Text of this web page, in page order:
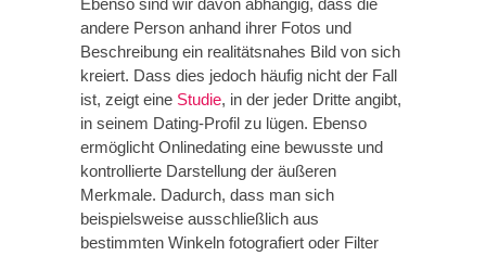
Ebenso sind wir davon abhängig, dass die
andere Person anhand ihrer Fotos und
Beschreibung ein realitätsnahes Bild von sich
kreiert. Dass dies jedoch häufig nicht der Fall
ist, zeigt eine Studie, in der jeder Dritte angibt,
in seinem Dating-Profil zu lügen. Ebenso
ermöglicht Onlinedating eine bewusste und
kontrollierte Darstellung der äußeren
Merkmale. Dadurch, dass man sich
beispielsweise ausschließlich aus
bestimmten Winkeln fotografiert oder Filter